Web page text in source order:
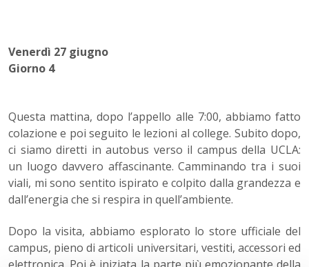
Venerdì 27 giugno
Giorno 4
Questa mattina, dopo l’appello alle 7:00, abbiamo fatto
colazione e poi seguito le lezioni al college. Subito dopo,
ci siamo diretti in autobus verso il campus della UCLA:
un luogo davvero affascinante. Camminando tra i suoi
viali, mi sono sentito ispirato e colpito dalla grandezza e
dall’energia che si respira in quell’ambiente.
Dopo la visita, abbiamo esplorato lo store ufficiale del
campus, pieno di articoli universitari, vestiti, accessori ed